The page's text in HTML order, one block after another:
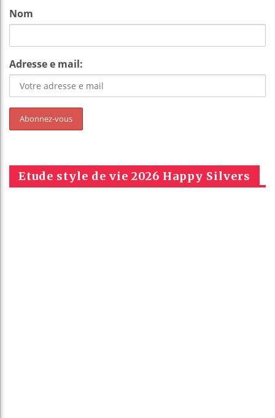
Nom
Adresse e mail:
Etude style de vie 2026 Happy Silvers